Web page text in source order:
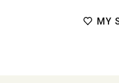
MY